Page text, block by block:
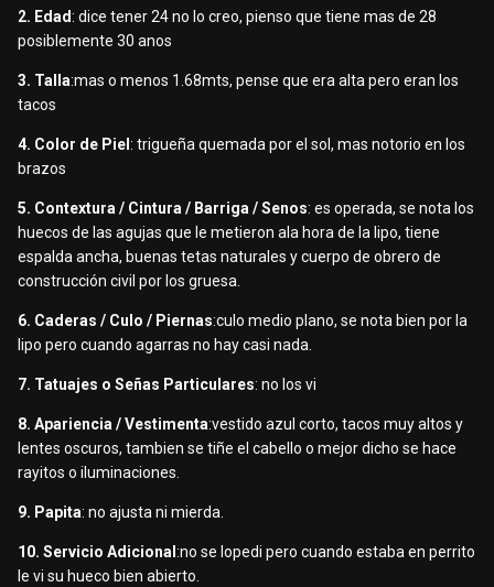
2. Edad: dice tener 24 no lo creo, pienso que tiene mas de 28
posiblemente 30 anos
3. Talla:mas o menos 1.68mts, pense que era alta pero eran los
tacos
4. Color de Piel : trigueña quemada por el sol, mas notorio en los
brazos
5. Contextura / Cintura / Barriga / Senos: es operada, se nota los
huecos de las agujas que le metieron ala hora de la lipo, tiene
espalda ancha, buenas tetas naturales y cuerpo de obrero de
construcción civil por los gruesa.
6. Caderas / Culo / Piernas:culo medio plano, se nota bien por la
lipo pero cuando agarras no hay casi nada.
7. Tatuajes o Señas Particulares: no los vi
8. Apariencia / Vestimenta:vestido azul corto, tacos muy altos y
lentes oscuros, tambien se tiñe el cabello o mejor dicho se hace
rayitos o iluminaciones.
9. Papita: no ajusta ni mierda.
10. Servicio Adicional :no se lopedi pero cuando estaba en perrito
le vi su hueco bien abierto.